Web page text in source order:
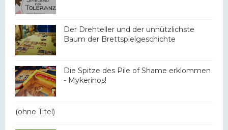
Der Drehteller und der unnützlichste
Baum der Brettspielgeschichte
Die Spitze des Pile of Shame erklommen
- Mykerinos!
(ohne Titel)